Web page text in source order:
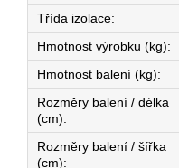
Třída izolace:
Hmotnost výrobku (kg):
Hmotnost balení (kg):
Rozměry balení / délka
(cm):
Rozměry balení / šířka
(cm):